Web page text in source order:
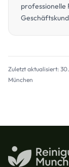
professionelle
Zuletzt aktualisiert:
München